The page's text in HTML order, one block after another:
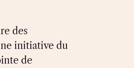
des
initiative du
de